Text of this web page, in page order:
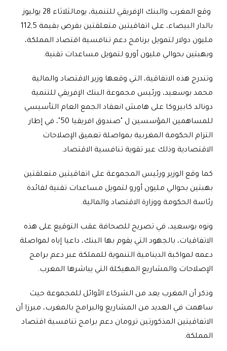
وقع المغرب والبنك الإفريقي للتنمية، يومالثلاثاء 28 يوليوز
بالدار البيضاء، على اتفاقيتين متعلقتين بقرض بقيمة 112,5
مليون دولار لتمويل برنامج دعم تنافسية اقتصاد المملكة،
وبهبتين بحوالي مليون أورو لتمويل مساعدات تقنية.
وتندرج هذه الاتفاقية، التي وقعها وزير الاقتصاد والمالية
محمد بوسعيد، ورئيس مجموعة البنك الإفريقي للتنمية
دونالد كابيروكا على هامش انعقاد الجمع العام التأسيسي
للمساهمين المؤسسين ل "صندوق افريقيا 50"، في إطار
التزام الحكومة المغربية بمواصلة تعميق الإصلاحات
الاقتصادية وذلك عبر تقوية تنافسية الاقتصاد.
كما وقع الوزير ورئيس المجموعة على اتفاقيتين متعلقتين
بهبتين بحوالي مليون أورو لتمويل مساعدات تقنية لفائدة
رئاسة الحكومة ووزارة الاقتصاد والمالية.
ونوه بوسعيد، في تصريح للصحافة عقب التوقيع على هذه
الاتفاقيات، بالجهود التي يقوم بها البنك، داعيا إياه لمواصلة
دعمه لمواكبة الدينامية التنموية للمملكة عبر دعم برامج
الإصلاحات والمشاريع المهيكلة التي يباشرها المغرب.
وذكر أن المغرب يعد من الشركاء الأوائل للمجموعة حيث
ساهمت في العديد من المشاريع والبرامج بالمغرب، مبرزا أن
الاتفاقيتين المذكورتين ترومان دعم برامج تنافسية اقتصاد
المملكة.